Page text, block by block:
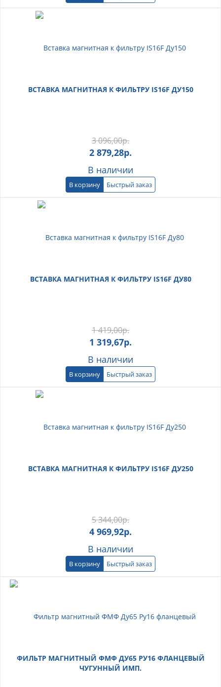
ВСТАВКА МАГНИТНАЯ К ФИЛЬТРУ IS16F ДУ150
3 096,00р.
2 879,28р.
В наличии
В корзину Быстрый заказ
ВСТАВКА МАГНИТНАЯ К ФИЛЬТРУ IS16F ДУ80
1 419,00р.
1 319,67р.
В наличии
В корзину Быстрый заказ
ВСТАВКА МАГНИТНАЯ К ФИЛЬТРУ IS16F ДУ250
5 344,00р.
4 969,92р.
В наличии
В корзину Быстрый заказ
ФИЛЬТР МАГНИТНЫЙ ФМФ ДУ65 РУ16 ФЛАНЦЕВЫЙ
ЧУГУННЫЙ ИМП.